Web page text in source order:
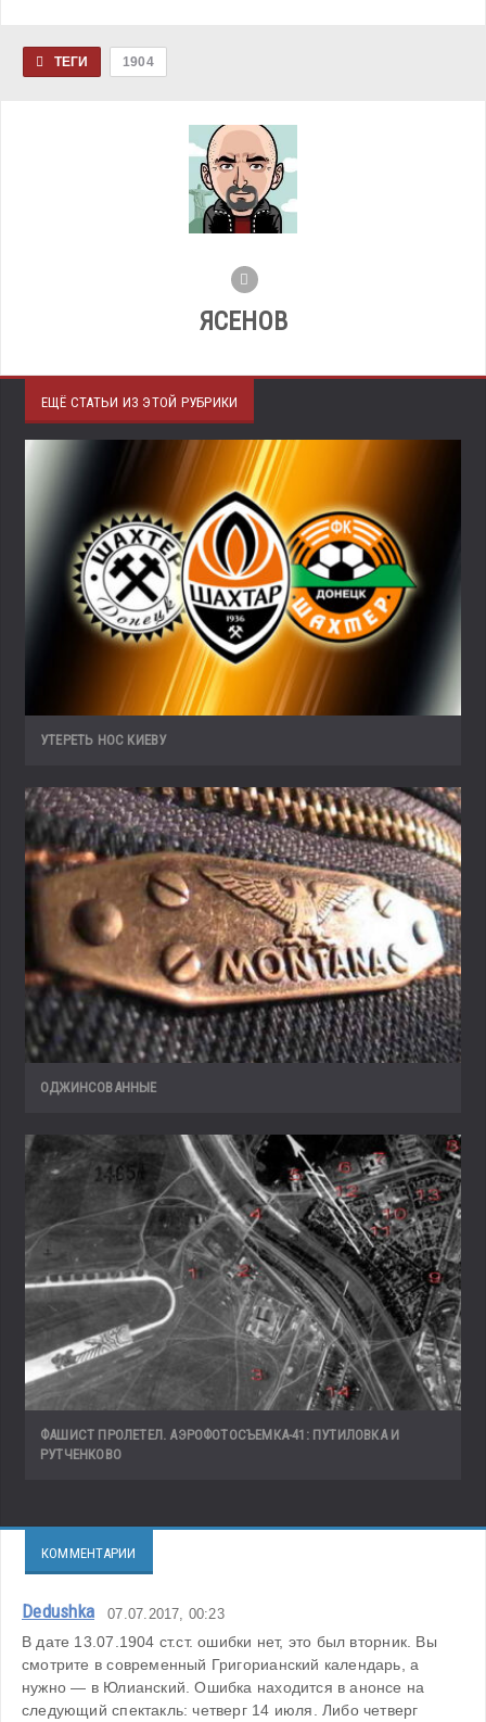
ТЕГИ 1904
ЯСЕНОВ
ЕЩЁ СТАТЬИ ИЗ ЭТОЙ РУБРИКИ
УТЕРЕТЬ НОС КИЕВУ
ОДЖИНСОВАННЫЕ
ФАШИСТ ПРОЛЕТЕЛ. АЭРОФОТОСЪЕМКА-41: ПУТИЛОВКА И
РУТЧЕНКОВО
КОММЕНТАРИИ
Dedushka 07.07.2017, 00:23
В дате 13.07.1904 ст.ст. ошибки нет, это был вторник. Вы
смотрите в современный Григорианский календарь, а
нужно — в Юлианский. Ошибка находится в анонсе на
следующий спектакль: четверг 14 июля. Либо четверг